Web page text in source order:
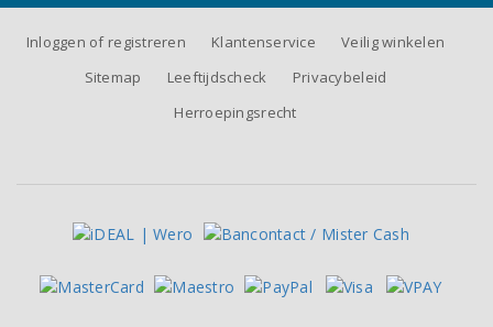
Inloggen of registreren Klantenservice
Veilig winkelen
Sitemap
Leeftijdscheck
Privacybeleid
Herroepingsrecht